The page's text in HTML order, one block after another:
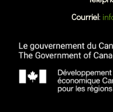
Courriel: